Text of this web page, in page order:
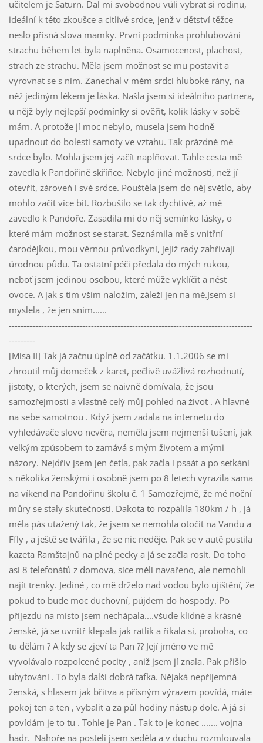
učitelem je Saturn. Dal mi svobodnou vůli vybrat si rodinu,
ideální k této zkoušce a citlivé srdce, jenž v dětství těžce
neslo přísná slova mamky. První podmínka prohlubování
strachu během let byla naplněna. Osamocenost, plachost,
strach ze strachu. Měla jsem možnost se mu postavit a
vyrovnat se s ním. Zanechal v mém srdci hluboké rány, na
něž jediným lékem je láska. Našla jsem si ideálního partnera,
u nějž byly nejlepší podmínky si ověřit, kolik lásky v sobě
mám. A protože jí moc nebylo, musela jsem hodně
upadnout do bolesti samoty ve vztahu. Tak prázdné mé
srdce bylo. Mohla jsem jej začít naplňovat. Tahle cesta mě
zavedla k Pandořině skříňce. Nebylo jiné možnosti, než jí
otevřít, zároveň i své srdce. Pouštěla jsem do něj světlo, aby
mohlo začít více bít. Rozbušilo se tak dychtivě, až mě
zavedlo k Pandoře. Zasadila mi do něj semínko lásky, o
které mám možnost se starat. Seznámila mě s vnitřní
čarodějkou, mou věrnou průvodkyní, jejíž rady zahřívají
úrodnou půdu. Ta ostatní péči předala do mých rukou,
neboť jsem jedinou osobou, které může vyklíčit a nést
ovoce. A jak s tím vším naložím, záleží jen na mě.Jsem si
myslela , že jen sním......
-----------------------------------------------------------------------------------
---------
[Misa II] Tak já začnu úplně od začátku. 1.1.2006 se mi
zhroutil můj domeček z karet, pečlivě uvážlivá rozhodnutí,
jistoty, o kterých, jsem se naivně domívala, že jsou
samozřejmostí a vlastně celý můj pohled na život . A hlavně
na sebe samotnou . Když jsem zadala na internetu do
vyhledávače slovo nevěra, neměla jsem nejmenší tušení, jak
velkým způsobem to zamává s mým životem a mými
názory. Nejdřív jsem jen četla, pak začla i psaát a po setkání
s několika ženskými i osobně jsem po 8 letech vyrazila sama
na víkend na Pandořinu školu č. 1 Samozřejmě, že mé noční
můry se staly skutečností. Dakota to rozpálila 180km / h , já
měla pás utažený tak, že jsem se nemohla otočit na Vandu a
Ffly , a ještě se tvářila , že se nic neděje. Pak se v autě pustila
kazeta Ramštajnů na plné pecky a já se začla rosit. Do toho
asi 8 telefonátů z domova, sice měli navařeno, ale nemohli
najít trenky. Jediné , co mě drželo nad vodou bylo ujištění, že
pokud to bude moc duchovní, půjdem do hospody. Po
příjezdu na místo jsem nechápala....všude klidné a krásné
ženské, já se uvnitř klepala jak ratlík a říkala si, proboha, co
tu dělám ? A kdy se zjeví ta Pan ?? Její jméno ve mě
vyvolávalo rozpolcené pocity , aniž jsem jí znala. Pak přišlo
ubytování . To byla další dobrá tafka. Nějaká nepříjemná
ženská, s hlasem jak břitva a přísným výrazem povídá, máte
pokoj ten a ten , vybalit a za půl hodiny nástup dole. A já si
povídám je to tu . Tohle je Pan . Tak to je konec ....... vojna
hadr. Nahoře na posteli jsem seděla a v duchu rozmlouvala